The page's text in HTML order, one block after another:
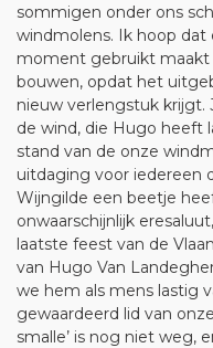
sommigen onder ons
windmolens. Ik hoop
moment gebruikt
bouwen, opdat het
nieuw verlengstuk krijgt.
de wind, die Hugo heeft
stand van de onze
uitdaging voor iedereen
Wijngilde een beetje
onwaarschijnlijk
laatste feest van de
van Hugo Van
we hem als mens lastig
gewaardeerd lid van
smalle’ is nog niet weg,